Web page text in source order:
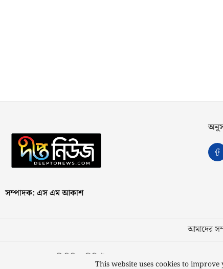
সম্পাদক: এস এম আকাশ
আমাদের
স্বত্ব © ২০২৩ কাজী মিডিয়া লিমিটেডThis website uses cookies to